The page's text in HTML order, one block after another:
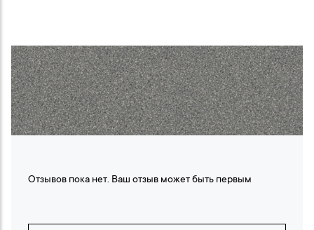
Отзывов пока нет. Ваш отзыв может быть первым